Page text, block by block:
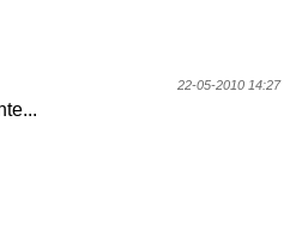
22-05-2010 14:27